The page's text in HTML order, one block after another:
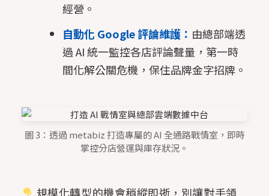
經營。
自動化 Google 評論維護： 由總部端透
過 AI 統一監控各店評論聲量，第一時
間化解公關危機，保住品牌金字招牌。
圖 3：透過 metabiz 打造專屬的 AI 全通路戰情室，即時
掌控分店營運與庫存狀況。
規模化轉型的機會稍縱即逝，別讓對手領